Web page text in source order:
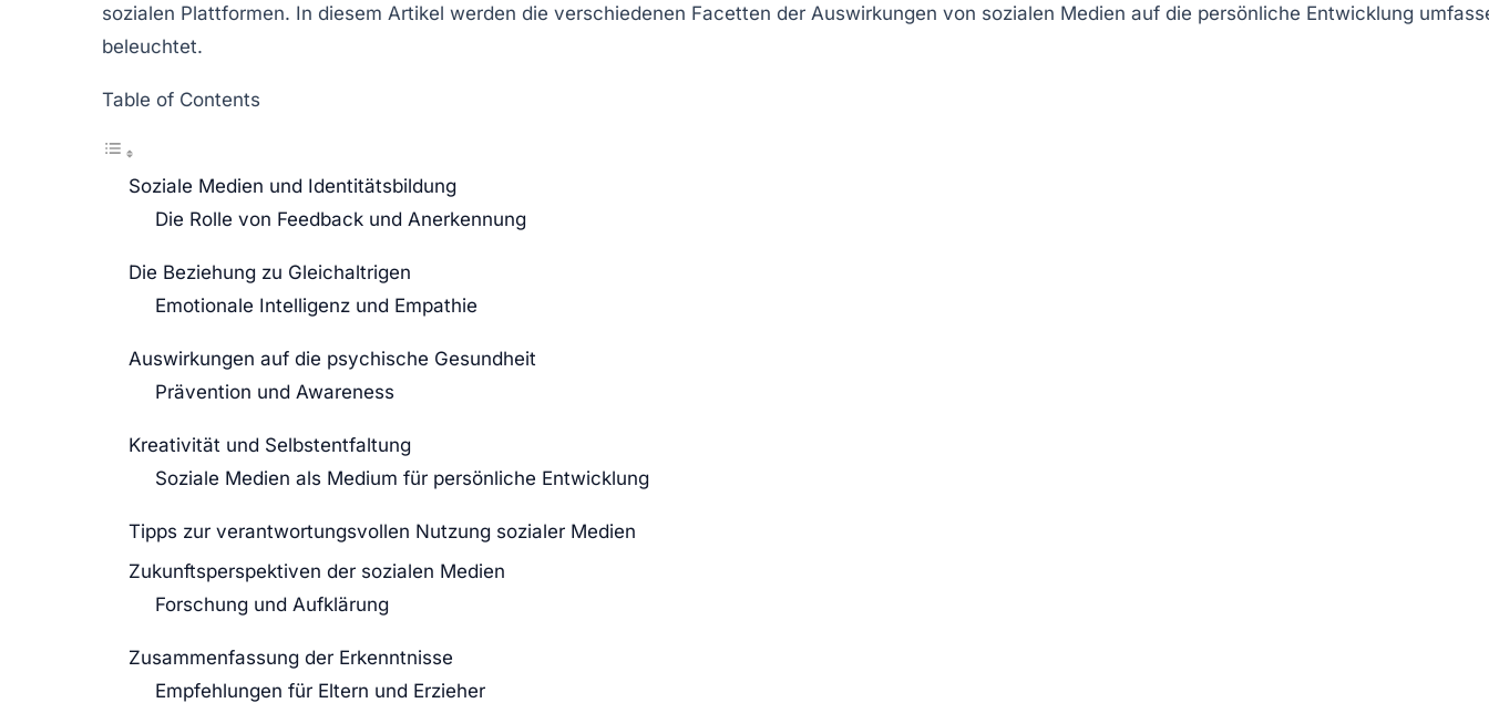
sozialen Plattformen. In diesem Artikel werden die verschiedenen Facetten der Auswirkungen von sozialen Medien auf die persönliche Entwicklung
beleuchtet.
Table of Contents
Soziale Medien und Identitätsbildung
Die Rolle von Feedback und Anerkennung
Die Beziehung zu Gleichaltrigen
Emotionale Intelligenz und Empathie
Auswirkungen auf die psychische Gesundheit
Prävention und Awareness
Kreativität und Selbstentfaltung
Soziale Medien als Medium für persönliche Entwicklung
Tipps zur verantwortungsvollen Nutzung sozialer Medien
Zukunftsperspektiven der sozialen Medien
Forschung und Aufklärung
Zusammenfassung der Erkenntnisse
Empfehlungen für Eltern und Erzieher